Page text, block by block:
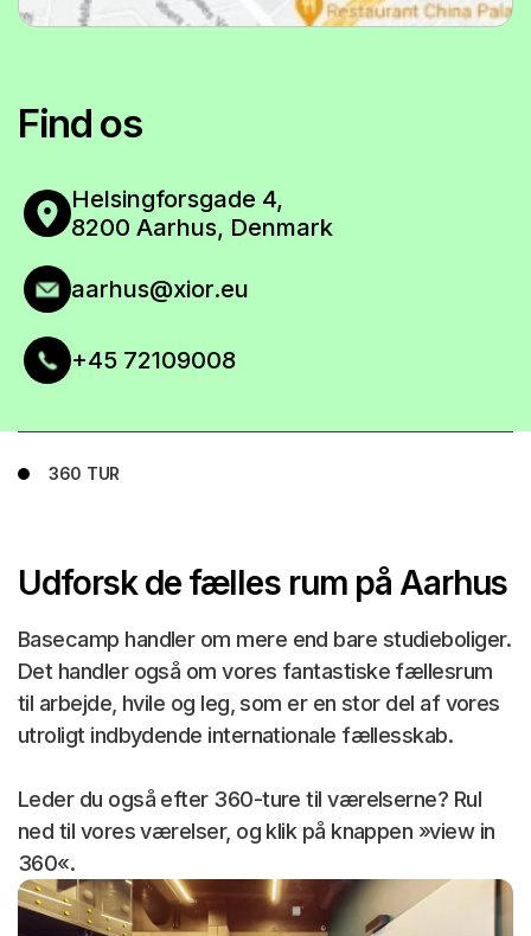
BOOK NU
Alle faciliteter inkluderet
SE GULVPLAN
Find os
Helsingforsgade 4,
8200 Aarhus, Denmark
aarhus@xior.eu
+45 72109008
360 TUR
Udforsk de fælles rum på Aarhus
Basecamp handler om mere end bare studieboliger.
Det handler også om vores fantastiske fællesrum
til arbejde, hvile og leg, som er en stor del af vores
utroligt indbydende internationale fællesskab.
Leder du også efter 360-ture til værelserne? Rul
ned til vores værelser, og klik på knappen »view in
360«.